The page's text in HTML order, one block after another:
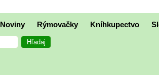
Noviny Rýmovačky Kníhkupectvo